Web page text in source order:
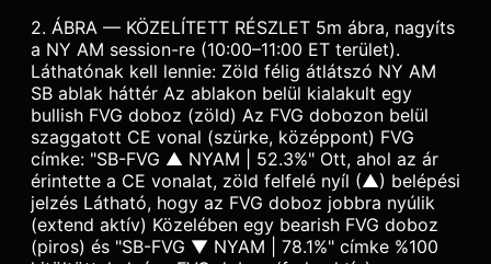
2. ÁBRA — KÖZELÍTETT RÉSZLET 5m ábra, nagyíts
a NY AM session-re (10:00–11:00 ET terület).
Láthatónak kell lennie: Zöld félig átlátszó NY AM
SB ablak háttér Az ablakon belül kialakult egy
bullish FVG doboz (zöld) Az FVG dobozon belül
szaggatott CE vonal (szürke, középpont) FVG
címke: "SB-FVG ▲ NYAM | 52.3%" Ott, ahol az ár
érintette a CE vonalat, zöld felfelé nyíl (▲) belépési
jelzés Látható, hogy az FVG doboz jobbra nyúlik
(extend aktív) Közelében egy bearish FVG doboz
(piros) és "SB-FVG ▼ NYAM | 78.1%" címke %100